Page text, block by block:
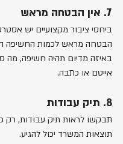
7. אין הבטחה מראש
ביחסי ציבור מקצועיים יש
הבטחה מראש לכמות החשיפה
באיזה מדיום תהיה חשיפה, מה
אייטם או כתבה.
8. תיק עבודות
תבקשו לראות תיק עבודות, רק
תוצאות המשרד יכול להגיע.